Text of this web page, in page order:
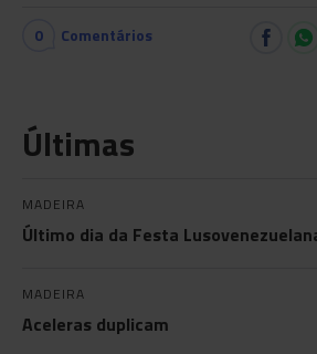
0 Comentários
Últimas
MADEIRA
Último dia da Festa
MADEIRA
Aceleras duplicam